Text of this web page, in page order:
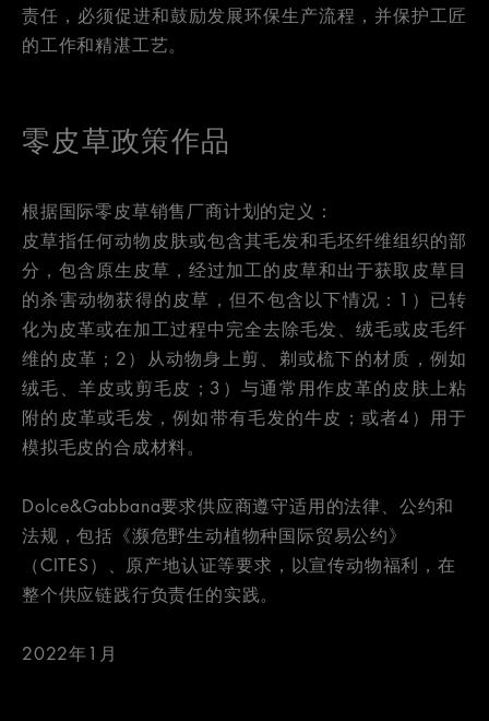
责任，必须促进和鼓励发展环保生产流程，并保护工匠
的工作和精湛工艺。
零皮草政策作品
根据国际零皮草销售厂商计划的定义：
皮草指任何动物皮肤或包含其毛发和毛坯纤维组织的部
分，包含原生皮草，经过加工的皮草和出于获取皮草目
的杀害动物获得的皮草，但不包含以下情况：1）已转
化为皮革或在加工过程中完全去除毛发、绒毛或皮毛纤
维的皮革；2）从动物身上剪、剃或梳下的材质，例如
绒毛、羊皮或剪毛皮；3）与通常用作皮革的皮肤上粘
附的皮革或毛发，例如带有毛发的牛皮；或者4）用于
模拟毛皮的合成材料。
Dolce&Gabbana要求供应商遵守适用的法律、公约和
法规，包括《濒危野生动植物种国际贸易公约》
（CITES）、原产地认证等要求，以宣传动物福利，在
整个供应链践行负责任的实践。
2022年1月